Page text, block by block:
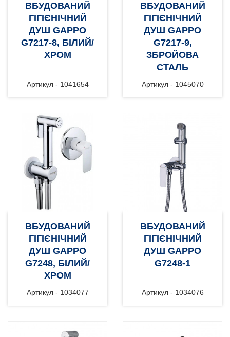
ВБУДОВАНИЙ
ГІГІЄНІЧНИЙ
ДУШ GAPPO
G7217-8, БІЛИЙ/
ХРОМ
Артикул - 1041654
ВБУДОВАНИЙ
ГІГІЄНІЧНИЙ
ДУШ GAPPO
G7217-9,
ЗБРОЙОВА
СТАЛЬ
Артикул - 1045070
ВБУДОВАНИЙ
ГІГІЄНІЧНИЙ
ДУШ GAPPO
G7248, БІЛИЙ/
ХРОМ
Артикул - 1034077
ВБУДОВАНИЙ
ГІГІЄНІЧНИЙ
ДУШ GAPPO
G7248-1
Артикул - 1034076